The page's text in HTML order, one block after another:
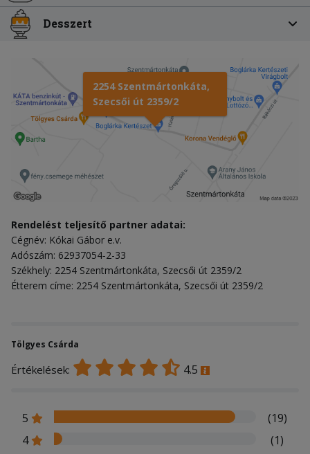
Desszert
2254 Szentmártonkáta,
Szecsői út 2359/2
Rendelést teljesítő partner adatai:
Cégnév: Kókai Gábor e.v.
Adószám: 62937054-2-33
Székhely: 2254 Szentmártonkáta, Szecsői út 2359/2
Étterem címe: 2254 Szentmártonkáta, Szecsői út 2359/2
Tölgyes Csárda
Értékelések: 4.5
5
(19)
4
(1)